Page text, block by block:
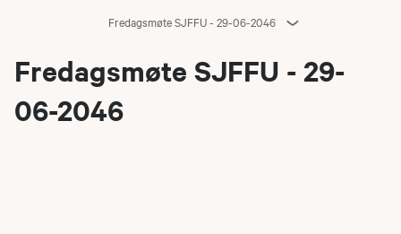
Fredagsmøte SJFFU - 29-06-2046
Fredagsmøte SJFFU - 29-
06-2046